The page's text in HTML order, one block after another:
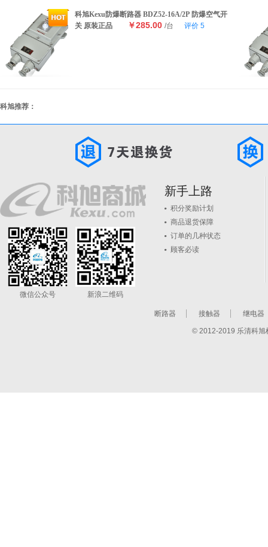
科旭Kexu防爆断路器 BDZ52-16A/2P 防爆空气开
关 原装正品
￥285.00 /台 评价 5
科旭推荐：
微信公众号 新浪二维码
新手上路
积分奖励计划
商品退货保障
订单的几种状态
顾客必读
断路器 接触器 继电器
© 2012-2019 乐清科旭